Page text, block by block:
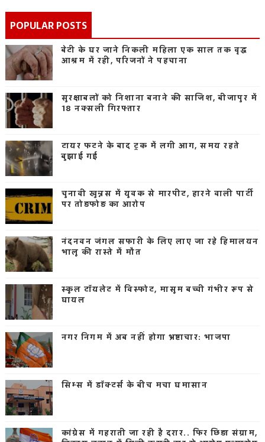
POPULAR POSTS
बेटी के घर जाने निकली महिला एक साल तक वृद्ध
आश्रम में रही, परिजनों ने पहचाना
सुरक्षाबलों को निशाना बनाने की साजिश, बीजापुर में
18 नक्सली गिरफ्तार
टायर फटने के बाद ट्रक में लगी आग, समय रहते
बुझाई गई
चुनावी खुन्नस में युवक से मारपीट, हारने वाली पार्टी
पर तोड़फोड़ का आरोप
नंदनवन जंगल सफारी के लिए लाए जा रहे हिमालयन
भालू की रास्ते में मौत
स्कूल टॉयलेट में विस्फोट, मासूम बच्ची गंभीर रूप से
घायल
नगर निगम में अब नहीं होगा भ्रष्टाचार: भाजपा
सिम्स में डॉक्टर्स के बीच मचा घमासान
कांग्रेस में गहराती जा रही है दरार.. फिर छिड़ा संग्राम,